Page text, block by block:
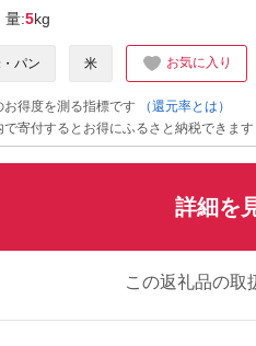
量:5kg
パン 米 お気に入り
得度を測る指標です
（還元率とは）
寄付するとお得にふるさと納税できます
詳細を
この返礼品の取